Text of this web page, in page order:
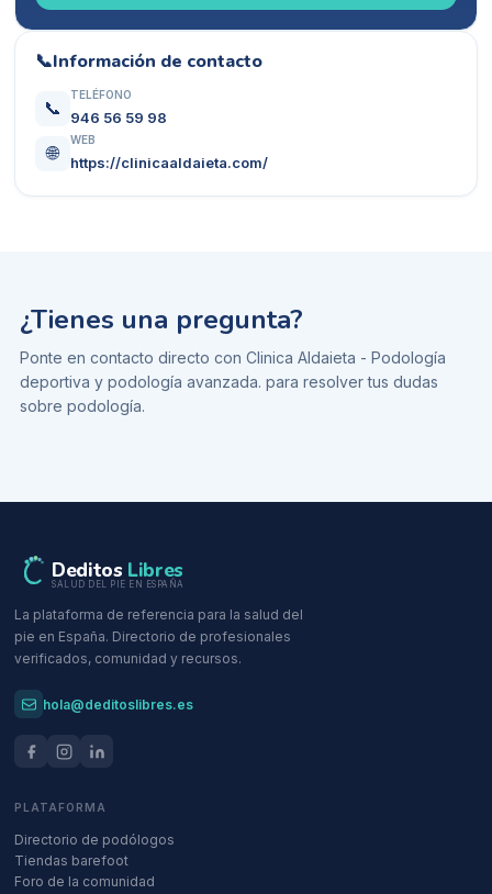
📞Información de contacto
📞
TELÉFONO
946 56 59 98
🌐
WEB
https://clinicaaldaieta.com/
¿Tienes una pregunta?
Ponte en contacto directo con Clinica Aldaieta - Podología
deportiva y podología avanzada. para resolver tus dudas
sobre podología.
Deditos Libres
SALUD DEL PIE EN ESPAÑA
La plataforma de referencia para la salud del
pie en España. Directorio de profesionales
verificados, comunidad y recursos.
hola@deditoslibres.es
PLATAFORMA
Directorio de podólogos
Tiendas barefoot
Foro de la comunidad